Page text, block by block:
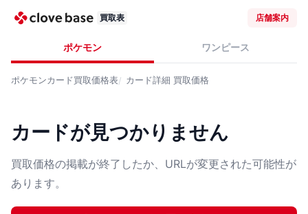
買取表 店舗案内
ポケモン ワンピース
ポケモンカード買取価格表 カード詳細 買取価格
カードが見つかりません
買取価格の掲載が終了したか、URLが変更された可能性が
あります。